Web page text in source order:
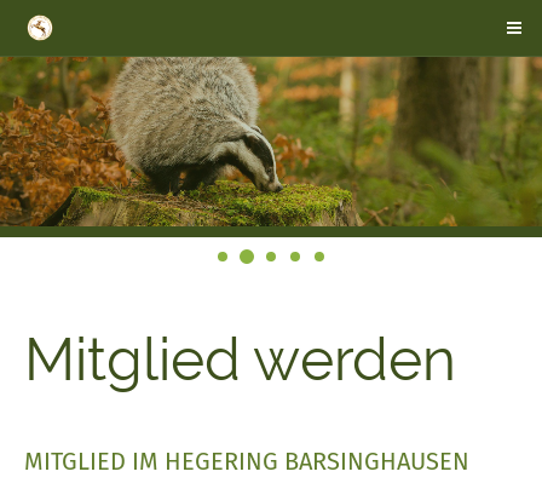
Mitglied werden
MITGLIED IM HEGERING BARSINGHAUSEN